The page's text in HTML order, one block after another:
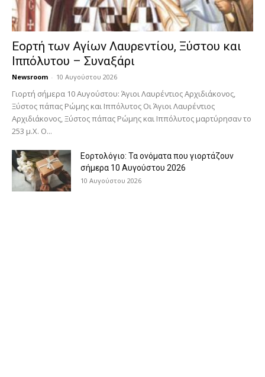
Εορτή των Αγίων Λαυρεντίου, Ξύστου και
Ιππόλυτου – Συναξάρι
Newsroom - 10 Αυγούστου 2026
Γιορτή σήμερα 10 Αυγούστου: Άγιοι Λαυρέντιος Αρχιδιάκονος,
Ξύστος πάπας Ρώμης και Ιππόλυτος Οι Άγιοι Λαυρέντιος
Αρχιδιάκονος, Ξύστος πάπας Ρώμης και Ιππόλυτος μαρτύρησαν το
253 μ.Χ. Ο...
Εορτολόγιο: Τα ονόματα που γιορτάζουν
σήμερα 10 Αυγούστου 2026
10 Αυγούστου 2026